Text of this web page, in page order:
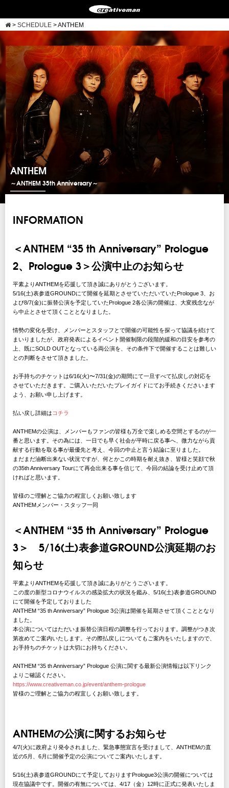
> SCHEDULE >ANTHEM
ANTHEM
～ANTHEM 35th Anniversary～
INFORMATION
＜ANTHEM “35 th Anniversary” Prologue
2、Prologue 3＞公演中止のお知らせ
平素よりANTHEMを応援して頂き誠にありがとうございます。
5/16(土)表参道GROUNDにて開催を延期とさせていただいていたPrologue 3、お
よび8/7(金)に振替公演を予定していたPrologue 2各公演の開催は、大変残念なが
ら中止とさせて頂くこととなりました。
情勢の変化を受け、メンバーとスタッフとで開催の可能性を探って協議を続けて
まいりましたが、政府発表によるイベント開催制限の段階的緩和の目安を参考の
上、既にSOLD OUTとなっている両公演を、その条件下で開催することは難しい
との判断をさせて頂きました。
お手持ちのチケットは6/16(火)〜7/31(金)の期間にて一旦すべて払戻しの対応を
させていただきます。ご購入いただいたプレイガイドにてお手続きくださいます
よう、お願い申し上げます。
払い戻し詳細は コチラ
ANTHEMの公演は、メンバーもファンの皆様も万全で楽しめる空間とするのが一
番と思います。その為には、一日でも早く社会が平時に戻る事へ、微力ながら貢
献する行動を取る事が最優先と考え、今回の中止と言う結論に至りました。
まだまだ油断出来ない状況ですが、何とかこの時期を耐え抜き、皆様と笑顔で秋
の35th Anniversary Tourにて再会出来る事を信じて、今回の結論を受け止めて頂
ければと思います。
皆様のご理解とご協力の程宜しくお願い致します
ANTHEMメンバー・スタッフ一同
＜ANTHEM “35 th Anniversary” Prologue
3＞ 5/16(土)表参道GROUND公演延期のお
知らせ
平素よりANTHEMを応援して頂き誠にありがとうございます。
この度の新型コロナウイルスの感染拡大の状況を鑑み、5/16(土)表参道GROUND
にて開催を予定しておりました
ANTHEM “35 th Anniversary” Prologue 3公演は開催を延期させて頂くこととなり
ました。
本公演についてはただいま振替公演日程の調整を行っております。調整がつき次
第改めてご案内いたします。その際払戻しについてもご案内をいたしますので、
お手持ちのチケットは大切にお持ちください。
ANTHEM “35 th Anniversary” Prologue 公演に関する最新公演情報は以下リンク
よりご確認ください。
https://www.creativeman.co.jp/event/anthem-prologue
皆様のご理解とご協力の程宜しくお願い致します。
ANTHEMの公演に関するお知らせ
4/7(火)に政府より発令されました、緊急事態宣言を受けまして、ANTHEMの直
近の5月、6月に開催予定の公演についてご案内いたします。
5/16(土)表参道GROUNDにて予定しておりますPrologue3公演の開催については
現在協議中です。開催の有無については、4/17（金）12時に正式に発表いたしま